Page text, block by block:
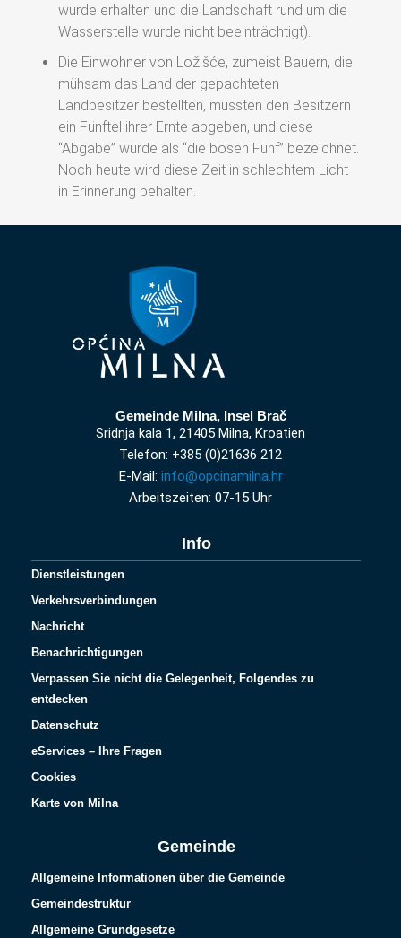
wurde erhalten und die Landschaft rund um die
Wasserstelle wurde nicht beeinträchtigt).
Die Einwohner von Ložišće, zumeist Bauern, die
mühsam das Land der gepachteten
Landbesitzer bestellten, mussten den Besitzern
ein Fünftel ihrer Ernte abgeben, und diese
“Abgabe” wurde als “die bösen Fünf” bezeichnet.
Noch heute wird diese Zeit in schlechtem Licht
in Erinnerung behalten.
Gemeinde Milna, Insel Brač
Sridnja kala 1, 21405 Milna, Kroatien
Telefon: +385 (0)21636 212
E-Mail: info@opcinamilna.hr
Arbeitszeiten: 07-15 Uhr
Info
Dienstleistungen
Verkehrsverbindungen
Nachricht
Benachrichtigungen
Verpassen Sie nicht die Gelegenheit, Folgendes zu
entdecken
Datenschutz
eServices – Ihre Fragen
Cookies
Karte von Milna
Gemeinde
Allgemeine Informationen über die Gemeinde
Gemeindestruktur
Allgemeine Grundgesetze